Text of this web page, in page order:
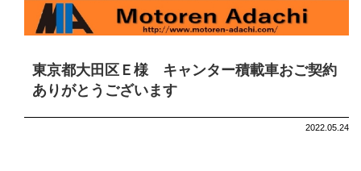
東京都大田区Ｅ様 キャンター積載車おご契約
ありがとうございます
2022.05.24